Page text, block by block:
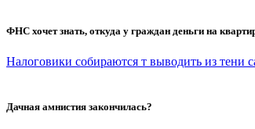
ФНС хочет знать, откуда у граждан деньги на
Налоговики собираются т выводить из тени
Дачная амнистия закончилась?